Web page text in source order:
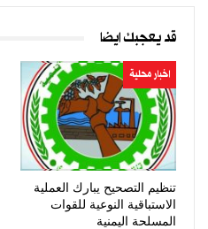
قد يعجبك ايضا
اخبار محلية
تنظيم التصحيح يبارك العملية
الاستباقية النوعية للقوات
المسلحة اليمنية